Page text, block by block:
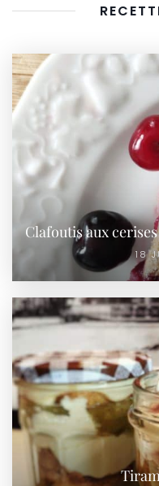
Clafoutis aux
18